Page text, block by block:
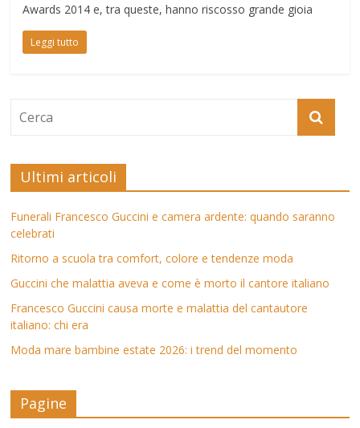
Awards 2014 e, tra queste, hanno riscosso grande gioia
Leggi tutto
Ultimi articoli
Funerali Francesco Guccini e camera ardente: quando saranno
celebrati
Ritorno a scuola tra comfort, colore e tendenze moda
Guccini che malattia aveva e come è morto il cantore italiano
Francesco Guccini causa morte e malattia del cantautore
italiano: chi era
Moda mare bambine estate 2026: i trend del momento
Pagine